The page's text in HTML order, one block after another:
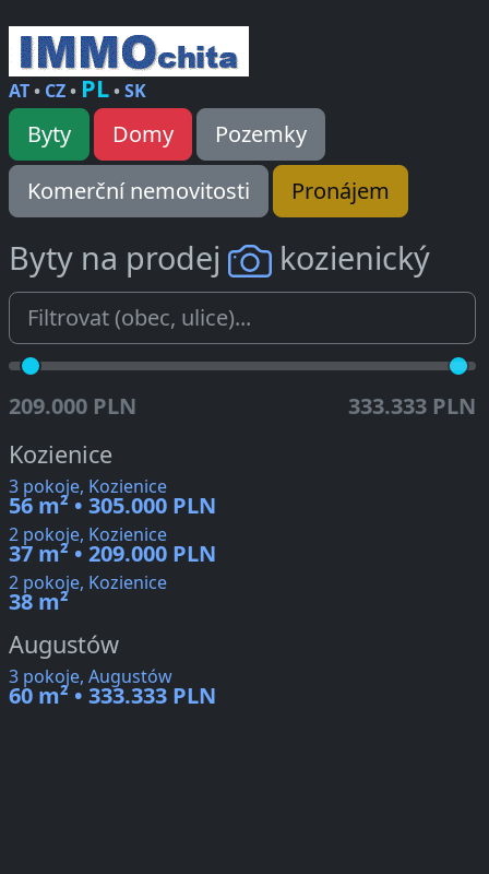
AT• CZ• PL•SK
Byty Domy
Pozemky
Komerční nemovitosti
Pronájem
Byty na prodej kozienický
209.000 PLN 333.333 PLN
Kozienice
3 pokoje, Kozienice
56 m² • 305.000 PLN
2 pokoje, Kozienice
37 m² • 209.000 PLN
2 pokoje, Kozienice
38 m²
Augustów
3 pokoje, Augustów
60 m² • 333.333 PLN